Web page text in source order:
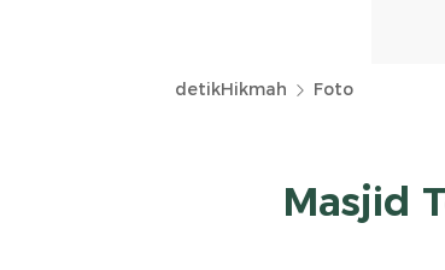
detikHikmah Foto
Masjid